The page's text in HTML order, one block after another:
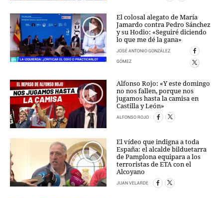
El colosal alegato de María
Jamardo contra Pedro Sánchez
y su Hodio: «Seguiré diciendo
lo que me dé la gana»
JOSÉ ANTONIO GONZÁLEZ
GÓMEZ
Alfonso Rojo: «Y este domingo
no nos fallen, porque nos
jugamos hasta la camisa en
Castilla y León»
ALFONSO ROJO
El vídeo que indigna a toda
España: el alcalde bilduetarra
de Pamplona equipara a los
terroristas de ETA con el
Alcoyano
JUAN VELARDE